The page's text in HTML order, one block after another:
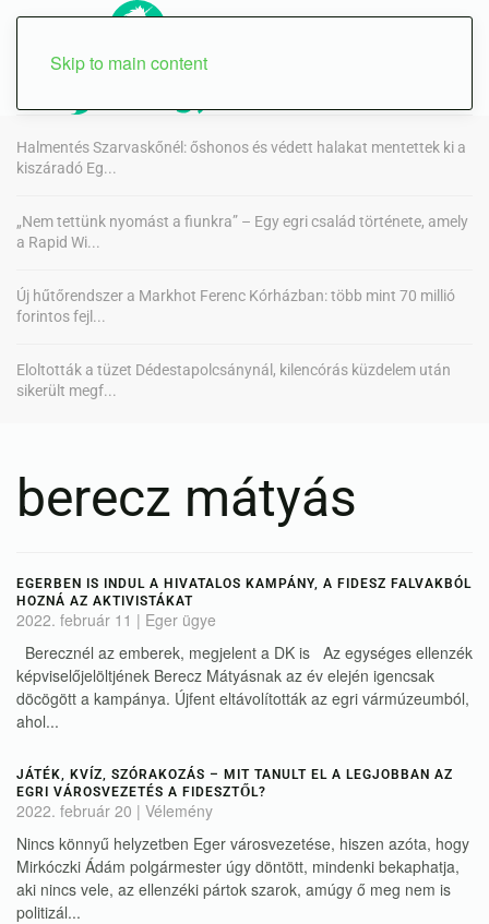
Skip to main content
Halmentés Szarvaskőnél: őshonos és védett halakat mentettek ki a
kiszáradó Eg...
„Nem tettünk nyomást a fiunkra” – Egy egri család története, amely
a Rapid Wi...
Új hűtőrendszer a Markhot Ferenc Kórházban: több mint 70 millió
forintos fejl...
Eloltották a tüzet Dédestapolcsánynál, kilencórás küzdelem után
sikerült megf...
berecz mátyás
EGERBEN IS INDUL A HIVATALOS KAMPÁNY, A FIDESZ FALVAKBÓL
HOZNÁ AZ AKTIVISTÁKAT
2022. február 11 | Eger ügye
Berecznél az emberek, megjelent a DK is Az egységes ellenzék
képviselőjelöltjének Berecz Mátyásnak az év elején igencsak
döcögött a kampánya. Újfent eltávolították az egri vármúzeumból,
ahol...
JÁTÉK, KVÍZ, SZÓRAKOZÁS – MIT TANULT EL A LEGJOBBAN AZ
EGRI VÁROSVEZETÉS A FIDESZTŐL?
2022. február 20 | Vélemény
Nincs könnyű helyzetben Eger városvezetése, hiszen azóta, hogy
Mirkóczki Ádám polgármester úgy döntött, mindenki bekaphatja,
aki nincs vele, az ellenzéki pártok szarok, amúgy ő meg nem is
politizál...